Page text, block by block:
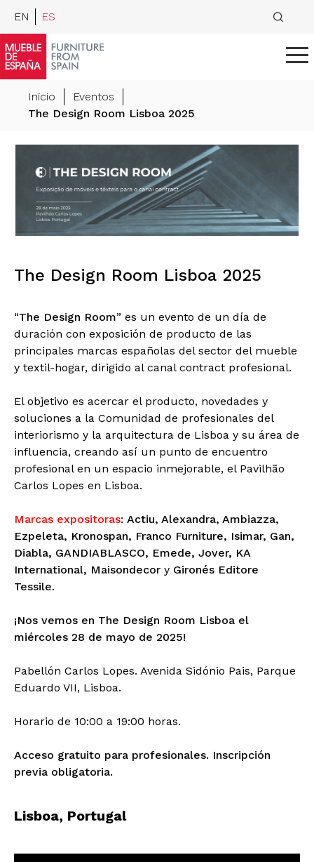
EN ES
Inicio
Eventos
The Design Room Lisboa 2025
Lisboa, Portugal
The Design Room Lisboa 2025
“The Design Room” es un evento de un día de
duración con exposición de producto de las
principales marcas españolas del sector del mueble
y textil-hogar, dirigido al canal contract profesional.
El objetivo es acercar el producto, novedades y
soluciones a la Comunidad de profesionales del
interiorismo y la arquitectura de Lisboa y su área de
influencia, creando así un punto de encuentro
profesional en un espacio inmejorable, el Pavilhão
Carlos Lopes en Lisboa.
Marcas expositoras: Actiu, Alexandra, Ambiazza,
Ezpeleta, Kronospan, Franco Furniture, Isimar, Gan,
Diabla, GANDIABLASCO, Emede, Jover, KA
International, Maisondecor y Gironés Editore
Tessile.
¡Nos vemos en The Design Room Lisboa el
miércoles 28 de mayo de 2025!
Pabellón Carlos Lopes. Avenida Sidónio Pais, Parque
Eduardo VII, Lisboa.
Horario de 10:00 a 19:00 horas.
Acceso gratuito para profesionales. Inscripción
previa obligatoria.